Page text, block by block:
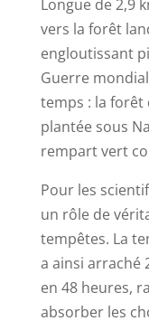
Longue de 2,9
vers la forêt
engloutissant
Guerre
temps : la forêt
plantée sous
rempart vert
Pour les
un rôle de
tempêtes. La
a ainsi arraché
en 48 heures,
absorber les